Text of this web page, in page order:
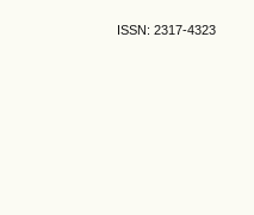
ISSN: 2317-4323